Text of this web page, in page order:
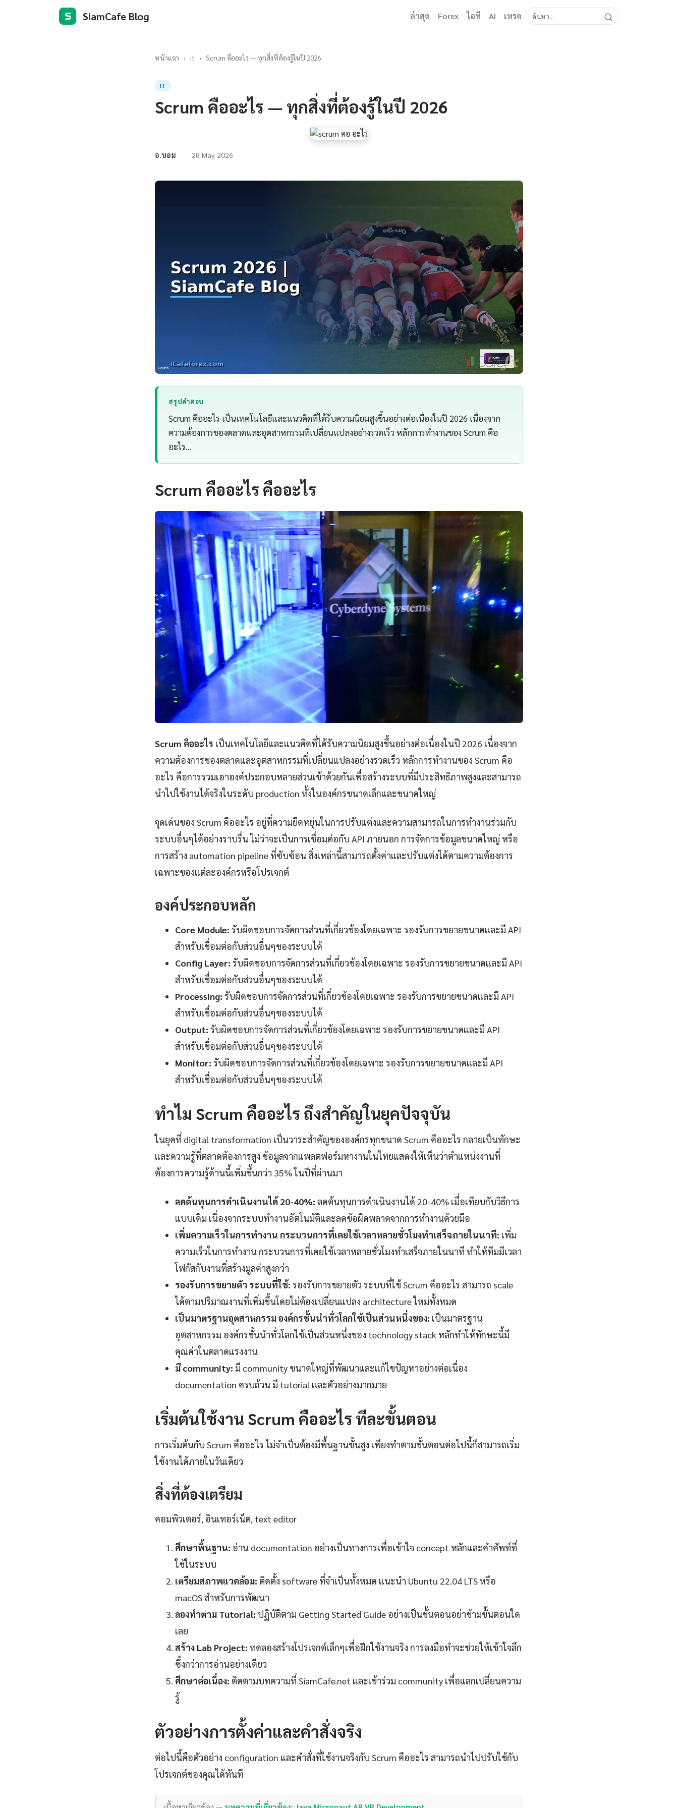
S SiamCafe Blog ล่าสุด Forex ไอที AI เทรด
หน้าแรก › it › Scrum คืออะไร — ทุกสิ่งที่ต้องรู้ในปี 2026
IT
Scrum คืออะไร — ทุกสิ่งที่ต้องรู้ในปี 2026
อ.บอม 28 May 2026
สรุปคำตอบ
Scrum คืออะไร เป็นเทคโนโลยีและแนวคิดที่ได้รับความนิยมสูงขึ้นอย่างต่อเนื่องในปี 2026 เนื่องจาก
ความต้องการของตลาดและอุตสาหกรรมที่เปลี่ยนแปลงอย่างรวดเร็ว หลักการทำงานของ Scrum คือ
อะไร…
Scrum คืออะไร คืออะไร
Scrum คืออะไร เป็นเทคโนโลยีและแนวคิดที่ได้รับความนิยมสูงขึ้นอย่างต่อเนื่องในปี 2026 เนื่องจาก
ความต้องการของตลาดและอุตสาหกรรมที่เปลี่ยนแปลงอย่างรวดเร็ว หลักการทำงานของ Scrum คือ
อะไร คือการรวมเอาองค์ประกอบหลายส่วนเข้าด้วยกันเพื่อสร้างระบบที่มีประสิทธิภาพสูงและสามารถ
นำไปใช้งานได้จริงในระดับ production ทั้งในองค์กรขนาดเล็กและขนาดใหญ่
จุดเด่นของ Scrum คืออะไร อยู่ที่ความยืดหยุ่นในการปรับแต่งและความสามารถในการทำงานร่วมกับ
ระบบอื่นๆได้อย่างราบรื่น ไม่ว่าจะเป็นการเชื่อมต่อกับ API ภายนอก การจัดการข้อมูลขนาดใหญ่ หรือ
การสร้าง automation pipeline ที่ซับซ้อน สิ่งเหล่านี้สามารถตั้งค่าและปรับแต่งได้ตามความต้องการ
เฉพาะของแต่ละองค์กรหรือโปรเจกต์
องค์ประกอบหลัก
Core Module: รับผิดชอบการจัดการส่วนที่เกี่ยวข้องโดยเฉพาะ รองรับการขยายขนาดและมี API
สำหรับเชื่อมต่อกับส่วนอื่นๆของระบบได้
Config Layer: รับผิดชอบการจัดการส่วนที่เกี่ยวข้องโดยเฉพาะ รองรับการขยายขนาดและมี API
สำหรับเชื่อมต่อกับส่วนอื่นๆของระบบได้
Processing: รับผิดชอบการจัดการส่วนที่เกี่ยวข้องโดยเฉพาะ รองรับการขยายขนาดและมี API
สำหรับเชื่อมต่อกับส่วนอื่นๆของระบบได้
Output: รับผิดชอบการจัดการส่วนที่เกี่ยวข้องโดยเฉพาะ รองรับการขยายขนาดและมี API
สำหรับเชื่อมต่อกับส่วนอื่นๆของระบบได้
Monitor: รับผิดชอบการจัดการส่วนที่เกี่ยวข้องโดยเฉพาะ รองรับการขยายขนาดและมี API
สำหรับเชื่อมต่อกับส่วนอื่นๆของระบบได้
ทำไม Scrum คืออะไร ถึงสำคัญในยุคปัจจุบัน
ในยุคที่ digital transformation เป็นวาระสำคัญขององค์กรทุกขนาด Scrum คืออะไร กลายเป็นทักษะ
และความรู้ที่ตลาดต้องการสูง ข้อมูลจากแพลตฟอร์มหางานในไทยแสดงให้เห็นว่าตำแหน่งงานที่
ต้องการความรู้ด้านนี้เพิ่มขึ้นกว่า 35% ในปีที่ผ่านมา
ลดต้นทุนการดำเนินงานได้ 20-40%: ลดต้นทุนการดำเนินงานได้ 20-40% เมื่อเทียบกับวิธีการ
แบบเดิม เนื่องจากระบบทำงานอัตโนมัติและลดข้อผิดพลาดจากการทำงานด้วยมือ
เพิ่มความเร็วในการทำงาน กระบวนการที่เคยใช้เวลาหลายชั่วโมงทำเสร็จภายในนาที: เพิ่ม
ความเร็วในการทำงาน กระบวนการที่เคยใช้เวลาหลายชั่วโมงทำเสร็จภายในนาที ทำให้ทีมมีเวลา
โฟกัสกับงานที่สร้างมูลค่าสูงกว่า
รองรับการขยายตัว ระบบที่ใช้: รองรับการขยายตัว ระบบที่ใช้ Scrum คืออะไร สามารถ scale
ได้ตามปริมาณงานที่เพิ่มขึ้นโดยไม่ต้องเปลี่ยนแปลง architecture ใหม่ทั้งหมด
เป็นมาตรฐานอุตสาหกรรม องค์กรชั้นนำทั่วโลกใช้เป็นส่วนหนึ่งของ: เป็นมาตรฐาน
อุตสาหกรรม องค์กรชั้นนำทั่วโลกใช้เป็นส่วนหนึ่งของ technology stack หลักทำให้ทักษะนี้มี
คุณค่าในตลาดแรงงาน
มี community: มี community ขนาดใหญ่ที่พัฒนาและแก้ไขปัญหาอย่างต่อเนื่อง
documentation ครบถ้วน มี tutorial และตัวอย่างมากมาย
เริ่มต้นใช้งาน Scrum คืออะไร ทีละขั้นตอน
การเริ่มต้นกับ Scrum คืออะไร ไม่จำเป็นต้องมีพื้นฐานขั้นสูง เพียงทำตามขั้นตอนต่อไปนี้ก็สามารถเริ่ม
ใช้งานได้ภายในวันเดียว
สิ่งที่ต้องเตรียม
คอมพิวเตอร์, อินเทอร์เน็ต, text editor
ศึกษาพื้นฐาน: อ่าน documentation อย่างเป็นทางการเพื่อเข้าใจ concept หลักและคำศัพท์ที่
ใช้ในระบบ
เตรียมสภาพแวดล้อม: ติดตั้ง software ที่จำเป็นทั้งหมด แนะนำ Ubuntu 22.04 LTS หรือ
macOS สำหรับการพัฒนา
ลองทำตาม Tutorial: ปฏิบัติตาม Getting Started Guide อย่างเป็นขั้นตอนอย่าข้ามขั้นตอนใด
เลย
สร้าง Lab Project: ทดลองสร้างโปรเจกต์เล็กๆเพื่อฝึกใช้งานจริง การลงมือทำจะช่วยให้เข้าใจลึก
ซึ้งกว่าการอ่านอย่างเดียว
ศึกษาต่อเนื่อง: ติดตามบทความที่ SiamCafe.net และเข้าร่วม community เพื่อแลกเปลี่ยนความ
รู้
ตัวอย่างการตั้งค่าและคำสั่งจริง
ต่อไปนี้คือตัวอย่าง configuration และคำสั่งที่ใช้งานจริงกับ Scrum คืออะไร สามารถนำไปปรับใช้กับ
โปรเจกต์ของคุณได้ทันที